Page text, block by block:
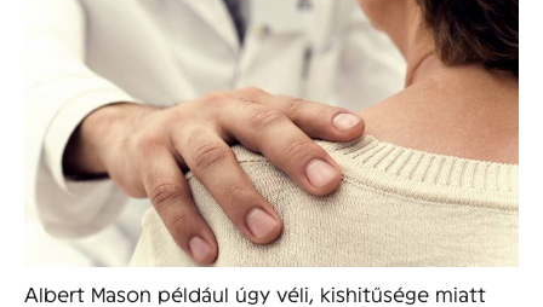
Albert Mason például úgy véli, kishitűsége miatt